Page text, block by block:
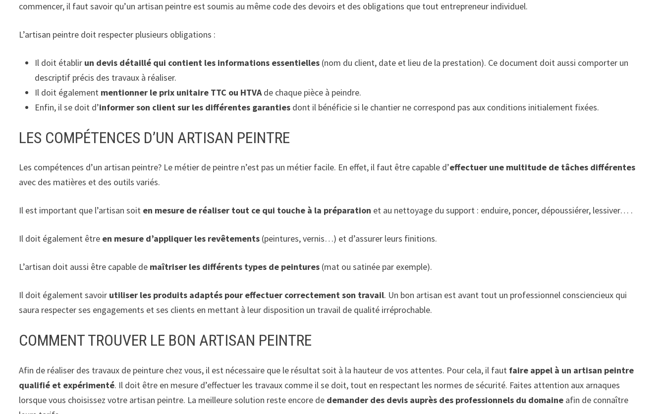
commencer, il faut savoir qu’un artisan peintre est soumis au même code des devoirs et des obligations que tout entrepreneur individuel.
L’artisan peintre doit respecter plusieurs obligations :
Il doit établir un devis détaillé qui contient les informations essentielles (nom du client, date et lieu de la prestation). Ce document doit aussi comporter un
descriptif précis des travaux à réaliser.
Il doit également mentionner le prix unitaire TTC ou HTVAde chaque pièce à peindre.
Enfin, il se doit d’informer son client sur les différentes garanties dont il bénéficie si le chantier ne correspond pas aux conditions initialement fixées.
LES COMPÉTENCES D’UN ARTISAN PEINTRE
Les compétences d’un artisan peintre? Le métier de peintre n’est pas un métier facile. En effet, il faut être capable d’effectuer une multitude de tâches différentes
avec des matières et des outils variés.
Il est important que l’artisan soit en mesure de réaliser tout ce qui touche à la préparation et au nettoyage du support : enduire, poncer, dépoussiérer, lessiver… .
Il doit également être en mesure d’appliquer les revêtements (peintures, vernis…) et d’assurer leurs finitions.
L’artisan doit aussi être capable de maîtriser les différents types de peintures (mat ou satinée par exemple).
Il doit également savoir utiliser les produits adaptés pour effectuer correctement son travail. Un bon artisan est avant tout un professionnel consciencieux qui
saura respecter ses engagements et ses clients en mettant à leur disposition un travail de qualité irréprochable.
COMMENT TROUVER LE BON ARTISAN PEINTRE
Afin de réaliser des travaux de peinture chez vous, il est nécessaire que le résultat soit à la hauteur de vos attentes. Pour cela, il faut faire appel à un artisan peintre
qualifié et expérimenté. Il doit être en mesure d’effectuer les travaux comme il se doit, tout en respectant les normes de sécurité. Faites attention aux arnaques
lorsque vous choisissez votre artisan peintre. La meilleure solution reste encore de demander des devis auprès des professionnels du domaine afin de connaître